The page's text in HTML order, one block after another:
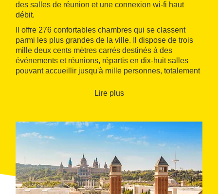
des salles de réunion et une connexion wi‑fi haut
débit.
Il offre 276 confortables chambres qui se classent
parmi les plus grandes de la ville. Il dispose de trois
mille deux cents mètres carrés destinés à des
événements et réunions, répartis en dix-huit salles
pouvant accueillir jusqu'à mille personnes, totalement
vue gastronomique, le Crowne Plaza Barcelone Fira
varié de petit-déjeuner. Tandis qu'au piano bar, on
peut déguster une grande variété de cocktails et
Lire plus